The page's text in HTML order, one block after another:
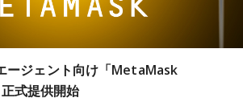
ージェント向け「MetaMask
式提供開始